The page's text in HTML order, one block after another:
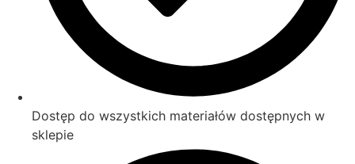
Dostęp do wszystkich materiałów dostępnych w
sklepie